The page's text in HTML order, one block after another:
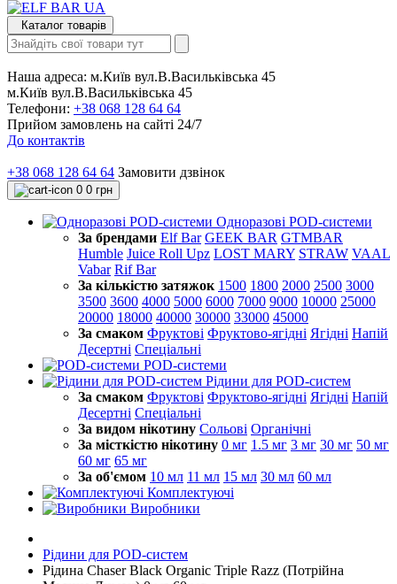
Каталог товарів
Наша адреса: м.Київ вул.В.Васильківська 45
м.Київ вул.В.Васильківська 45
Телефони: +38 068 128 64 64
Прийом замовлень на сайті 24/7
До контактів
+38 068 128 64 64 Замовити дзвінок
0 0 грн
Одноразові POD-системи
За брендами Elf Bar GEEK BAR GTMBAR
Humble Juice Roll Upz LOST MARY STRAW VAAL
Vabar Rif Bar
За кількістю затяжок 1500 1800 2000 2500 3000
3500 3600 4000 5000 6000 7000 9000 10000 25000
20000 18000 40000 30000 33000 45000
За смаком Фруктові Фруктово-ягідні Ягідні Напій
Десертні Спеціальні
POD-системи
Рідини для POD-систем
За смаком Фруктові Фруктово-ягідні Ягідні Напій
Десертні Спеціальні
За видом нікотину Сольові Органічні
За місткістю нікотину 0 мг 1.5 мг 3 мг 30 мг 50 мг
60 мг 65 мг
За об'ємом 10 мл 11 мл 15 мл 30 мл 60 мл
Комплектуючі
Виробники
Рідини для POD-систем
Рідина Chaser Black Organic Triple Razz (Потрійна